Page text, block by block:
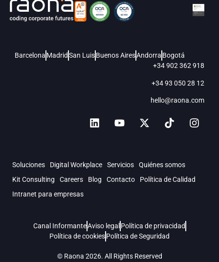
Barcelona MadridSan LuisBuenos AiresAndorra Bogotá
+34 902 362 918
+34 93 050 28 12
hello@raona.com
Soluciones Digital Workplace Servicios
Quiénes somos
Kit Consulting
Careers Blog Contacto
Política de Calidad
Intranet para empresas
© Raona 2026. All Rights Reserved
Canal InformanteAviso legal Política de privacidad
Política de cookiesPolítica de Seguridad